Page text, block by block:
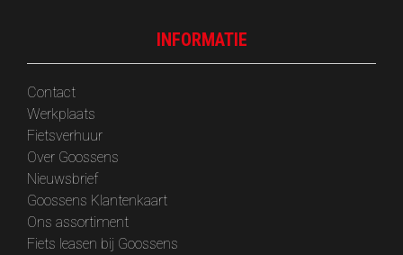
INFORMATIE
Contact
Werkplaats
Fietsverhuur
Over Goossens
‎Nieuwsbrief
Goossens Klantenkaart
Ons assortiment
Fiets leasen bij Goossens